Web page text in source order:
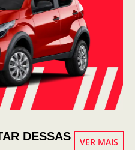
DESSAS
VER MAIS